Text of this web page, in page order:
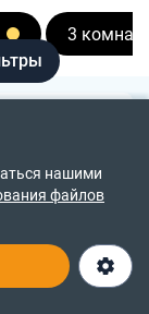
нашими
файлов
3
584 $ за м²
491 $ за м²